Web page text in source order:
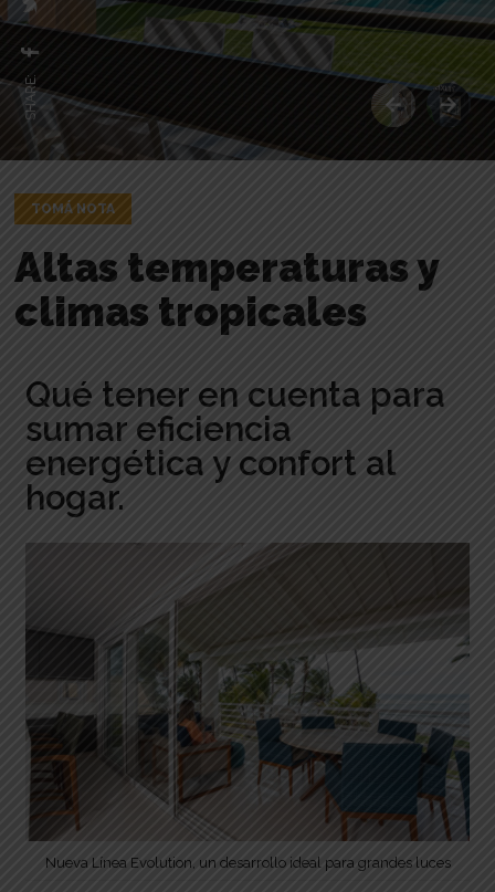
SHARE:
TOMÁ NOTA
Altas temperaturas y
climas tropicales
Qué tener en cuenta para
sumar eficiencia
energética y confort al
hogar.
Nueva Línea Evolution, un desarrollo ideal para grandes luces